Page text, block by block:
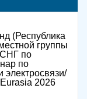
(Республика
группы
СНГ по
по
электросвязи/
2026